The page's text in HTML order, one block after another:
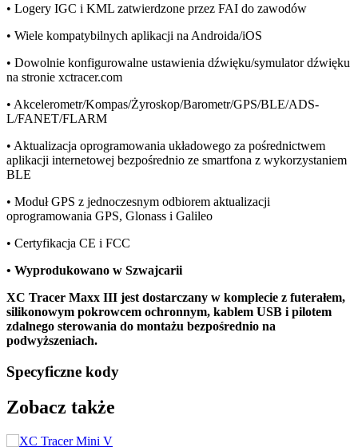
• Logery IGC i KML zatwierdzone przez FAI do zawodów
• Wiele kompatybilnych aplikacji na Androida/iOS
• Dowolnie konfigurowalne ustawienia dźwięku/symulator dźwięku
na stronie xctracer.com
• Akcelerometr/Kompas/Żyroskop/Barometr/GPS/BLE/ADS-
L/FANET/FLARM
• Aktualizacja oprogramowania układowego za pośrednictwem
aplikacji internetowej bezpośrednio ze smartfona z wykorzystaniem
BLE
• Moduł GPS z jednoczesnym odbiorem aktualizacji
oprogramowania GPS, Glonass i Galileo
• Certyfikacja CE i FCC
• Wyprodukowano w Szwajcarii
XC Tracer Maxx III jest dostarczany w komplecie z futerałem,
silikonowym pokrowcem ochronnym, kablem USB i pilotem
zdalnego sterowania do montażu bezpośrednio na
podwyższeniach.
Specyficzne kody
Zobacz także